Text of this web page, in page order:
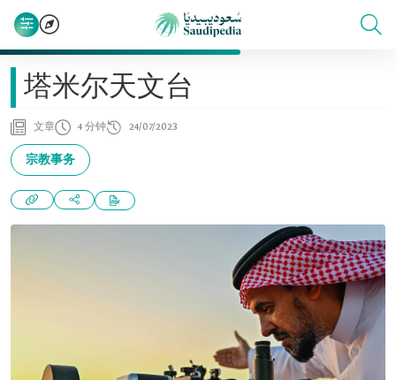
塔米尔天文台
文章 4 分钟 24/07/2023
宗教事务